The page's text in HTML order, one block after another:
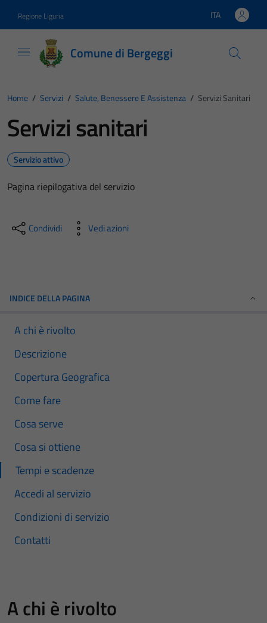
Regione Liguria Lingua attiva:
ITA
Comune di Bergeggi
Home / Servizi / Salute, Benessere E Assistenza / Servizi Sanitari
Servizi sanitari
Servizio attivo
Pagina riepilogativa del servizio
Condividi Vedi azioni
INDICE DELLA PAGINA
A chi è rivolto
Descrizione
Copertura Geografica
Come fare
Cosa serve
Cosa si ottiene
Tempi e scadenze
Accedi al servizio
Condizioni di servizio
Contatti
A chi è rivolto